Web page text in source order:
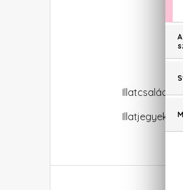
Illatcsalád:
Illatjegyek: